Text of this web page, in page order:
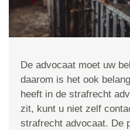
De advocaat moet uw
daarom is het ook
heeft in de strafrecht
zit, kunt u niet zelf
strafrecht advocaat. De